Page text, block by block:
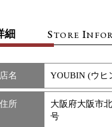
細 STORE I
店名 YOUBIN (ウヒ
住所
大阪府大阪市
号